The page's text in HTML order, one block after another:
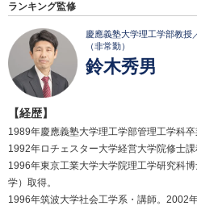
ランキング監修
慶應義塾大学理工学部教授
（非常勤）
鈴木秀男
【経歴】
1989年慶應義塾大学理工学部管理工学科卒
1992年ロチェスター大学経営大学院修士課
1996年東京工業大学大学院理工学研究科
学）取得。
1996年筑波大学社会工学系・講師。2002